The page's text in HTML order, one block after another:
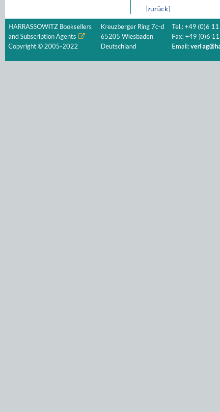
[zurück]
HARRASSOWITZ Booksellers
and Subscription Agents
Copyright © 2005-2022
Kreuzberger Ring 7c-d
65205 Wiesbaden
Deutschland
Tel.: +49 (0)6
Fax: +49 (0)6
Email: